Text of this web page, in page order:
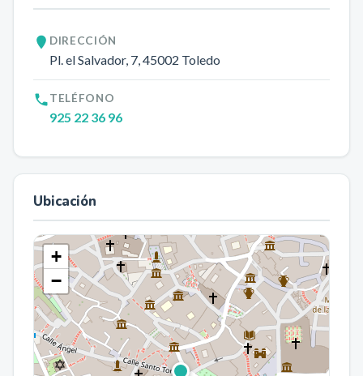
DIRECCIÓN
Pl. el Salvador, 7, 45002 Toledo
TELÉFONO
925 22 36 96
Ubicación
+
−